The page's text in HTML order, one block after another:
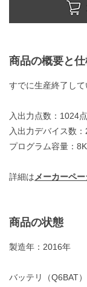
商品の概要と
すでに生産終了して
入出力点数：1024点
入出力デバイス数
プログラム容量：
詳細はメーカーペー
商品の状態
製造年：2016年
バッテリ（Q6BAT